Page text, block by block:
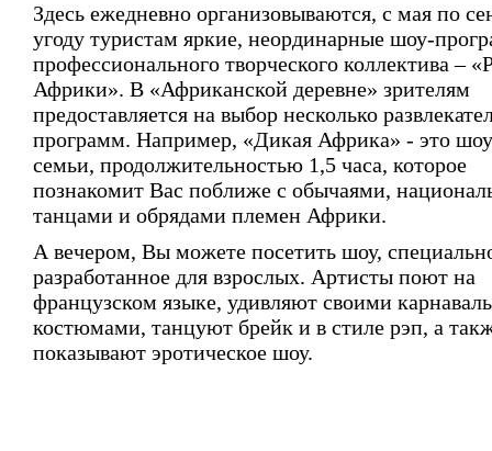
Здесь ежедневно организовываются, с мая по
угоду туристам яркие, неординарные шоу-
профессионального творческого коллектива –
Африки». В «Африканской деревне» зрителям
предоставляется на выбор несколько
программ. Например, «Дикая Африка» - это
семьи, продолжительностью 1,5 часа, которое
познакомит Вас поближе с обычаями,
танцами и обрядами племен Африки.
А вечером, Вы можете посетить шоу,
разработанное для взрослых. Артисты поют на
французском языке, удивляют своими
костюмами, танцуют брейк и в стиле рэп, а
показывают эротическое шоу.